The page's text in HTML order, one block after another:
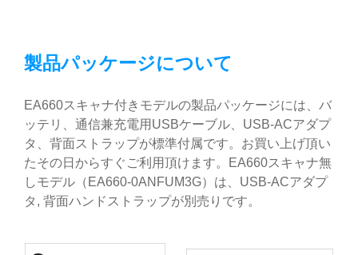
製品パッケージについて
EA660スキャナ付きモデルの製品パッケージには、バ
ッテリ、通信兼充電用USBケーブル、USB-ACアダプ
タ、背面ストラップが標準付属です。お買い上げ頂い
たその日からすぐご利用頂けます。EA660スキャナ無
しモデル（EA660-0ANFUM3G）は、USB-ACアダプ
タ, 背面ハンドストラップが別売りです。